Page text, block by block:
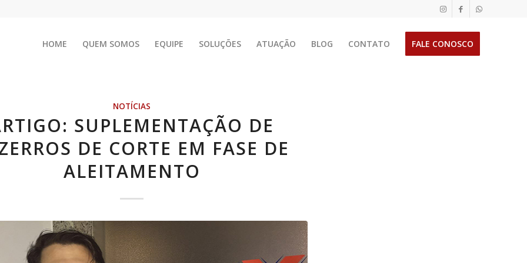
HOME QUEM SOMOS EQUIPE SOLUÇÕES ATUAÇÃO BLOG CONTATO FALE CONOSCO
NOTÍCIAS
SUPLEMENTAÇÃO DE
DE CORTE EM FASE DE
ALEITAMENTO